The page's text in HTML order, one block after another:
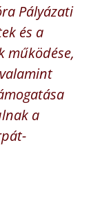
Pályázati
és a
működése,
a